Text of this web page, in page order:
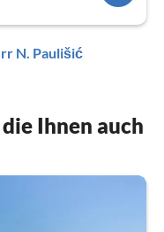
N. Paulišić
Ihnen auch